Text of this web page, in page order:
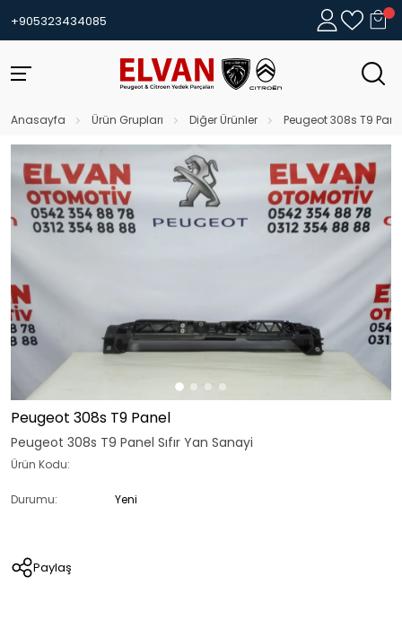
+905323434085
Anasayfa Ürün Grupları Diğer Ürünler Peugeot 308s T9
Peugeot 308s T9 Panel
Peugeot 308s T9 Panel Sıfır Yan Sanayi
Ürün Kodu:
Durumu: Yeni
Paylaş